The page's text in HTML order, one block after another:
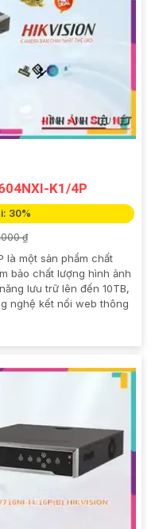
K1/4P
30%
₫
là một sản phẩm chất
bảo chất lượng hình ảnh
lưu trữ lên đến 10TB,
nghệ kết nối web thông